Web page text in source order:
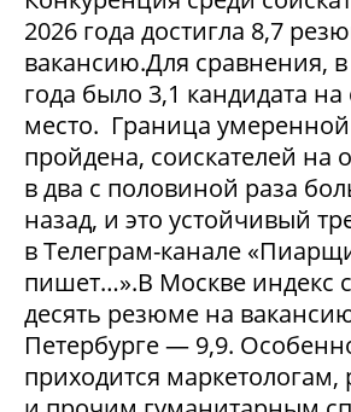
2026 года достигла 8,7
вакансию.Для сравнения,
года было 3,1 кандидата
место. Граница
пройдена, соискателей на
в два с половиной раза
назад, и это устойчивый
в Телеграм-канале
пишет…».В Москве индекс
десять резюме на
Петербурге — 9,9.
приходится